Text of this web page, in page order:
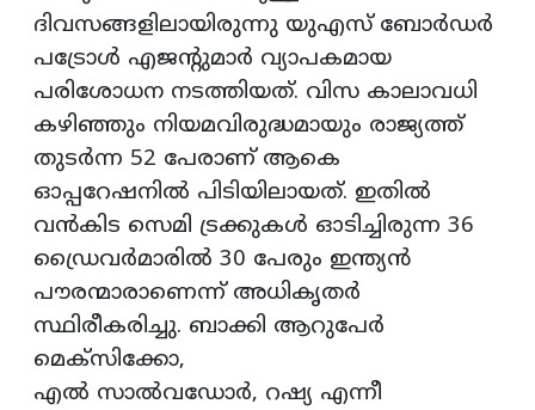
ദിവസങ്ങളിലായിരുന്നു യുഎസ് ബോർഡർ
പട്രോൾ എജന്റുമാർ വ്യാപകമായ
പരിശോധന നടത്തിയത്. വിസ കാലാവധി
കഴിഞ്ഞും നിയമവിരുദ്ധമായും രാജ്യത്ത്
തുടർന്ന 52 പേരാണ് ആകെ
ഓപ്പറേഷനിൽ പിടിയിലായത്. ഇതിൽ
വൻകിട സെമി ട്രക്കുകൾ ഓടിച്ചിരുന്ന 36
ഡ്രൈവർമാരിൽ 30 പേരും ഇന്ത്യൻ
പൗരന്മാരാണെന്ന് അധികൃതർ
സ്ഥിരീകരിച്ചു. ബാക്കി ആറുപേർ
മെക്സിക്കോ,
എൽ സാൽവഡോർ, റഷ്യ എന്നീ